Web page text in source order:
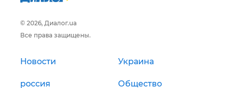
© 2026, Диалог.ua
Все права защищены.
Новости Украина
россия Общество